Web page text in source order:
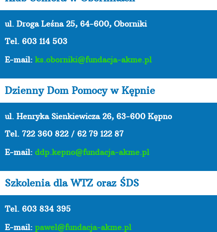
ul. Droga Leśna 25, 64-600, Oborniki
Tel. 603 114 503
E-mail: ks.oborniki@fundacja-akme.pl
Dzienny Dom Pomocy w Kępnie
ul. Henryka Sienkiewicza 26, 63-600 Kępno
Tel. 722 360 822 / 62 79 122 87
E-mail: ddp.kepno@fundacja-akme.pl
Szkolenia dla WTZ oraz ŚDS
Tel. 603 834 395
E-mail: pawel@fundacja-akme.pl